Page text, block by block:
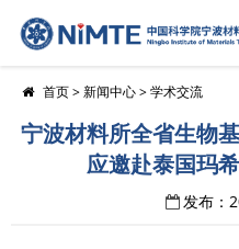
首页>新闻中心>学术交流
宁波材料所全省生物
应邀赴泰国玛
发布：